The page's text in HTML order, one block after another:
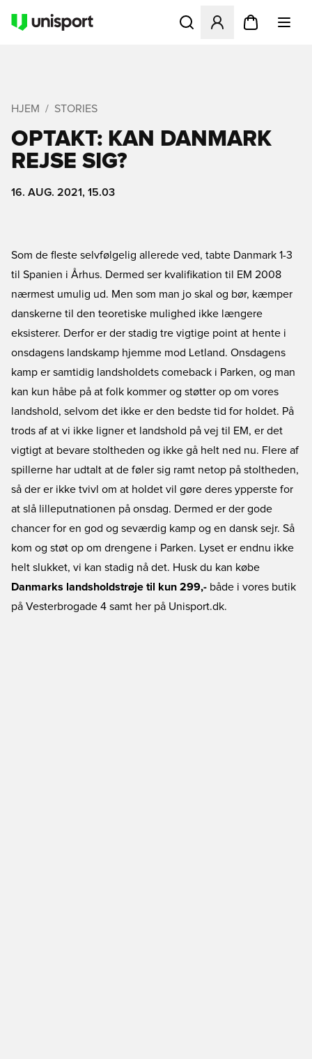
Åbner en Modal til at
HJEM STORIES
OPTAKT: KAN DANMARK
REJSE SIG?
16. AUG. 2021, 15.03
Som de fleste selvfølgelig allerede ved, tabte Danmark 1-3
til Spanien i Århus. Dermed ser kvalifikation til EM 2008
nærmest umulig ud. Men som man jo skal og bør, kæmper
danskerne til den teoretiske mulighed ikke længere
eksisterer. Derfor er der stadig tre vigtige point at hente i
onsdagens landskamp hjemme mod Letland. Onsdagens
kamp er samtidig landsholdets comeback i Parken, og man
kan kun håbe på at folk kommer og støtter op om vores
landshold, selvom det ikke er den bedste tid for holdet. På
trods af at vi ikke ligner et landshold på vej til EM, er det
vigtigt at bevare stoltheden og ikke gå helt ned nu. Flere af
spillerne har udtalt at de føler sig ramt netop på stoltheden,
så der er ikke tvivl om at holdet vil gøre deres ypperste for
at slå lilleputnationen på onsdag. Dermed er der gode
chancer for en god og seværdig kamp og en dansk sejr. Så
kom og støt op om drengene i Parken. Lyset er endnu ikke
helt slukket, vi kan stadig nå det. Husk du kan købe
Danmarks landsholdstrøje til kun 299,- både i vores butik
på Vesterbrogade 4 samt her på Unisport.dk.